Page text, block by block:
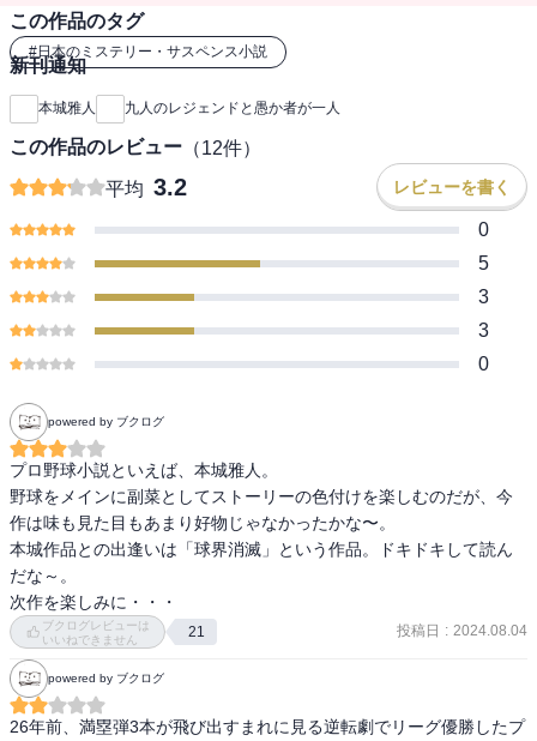
そののち非業の死を遂げたという……。チーム思いのマネージャー
がなぜ盗難を行ったのか？ 主要メンバー9人の中に、嘘をついた人
物がいるのではないか？ そして仲間を裏切った愚か者は誰なのか
――。吉川英治文学新人賞作家が贈る、企みに満ちた長編ミステ
リ。
この作品のタグ
#日本のミステリー・サスペンス小説
新刊通知
本城雅人 九人のレジェンドと愚か者が一人
この作品のレビュー （12件）
平均 3.2 レビューを書く
0
5
3
3
0
powered by ブクログ
プロ野球小説といえば、本城雅人。
野球をメインに副菜としてストーリーの色付けを楽しむのだが、今
作は味も見た目もあまり好物じゃなかったかな〜。
本城作品との出逢いは「球界消滅」という作品。ドキドキして読ん
だな～。
次作を楽しみに・・・
ブクログレビューは
いいねできません
21 投稿日 : 2024.08.04
powered by ブクログ
26年前、満塁弾3本が飛び出すまれに見る逆転劇でリーグ優勝したプ